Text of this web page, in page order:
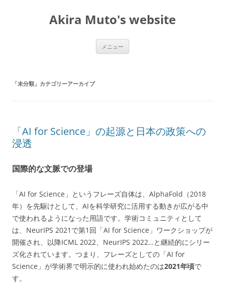
Akira Muto's website
メニュー
「未分類 」カテゴリーアーカイブ
「AI for Science」の起源と日本の政策への
浸透
国際的な文脈での登場
「AI for Science」というフレーズ自体は、AlphaFold（2018
年）を先駆けとして、AIを科学研究に活用する動きが広がる中
で使われるようになった用語です。学術コミュニティとして
は、NeurIPS 2021で第1回「AI for Science」ワークショップが
開催され、以降ICML 2022、NeurIPS 2022…と継続的にシリー
ズ化されています。つまり、フレーズとしての「AI for
Science」が学術界で明示的に使われ始めたのは2021年頃で
す。